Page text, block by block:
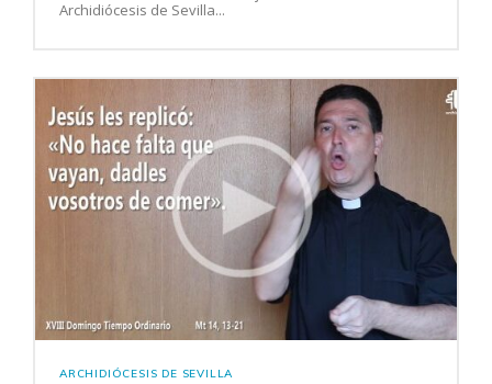
Archidiócesis de Sevilla...
ARCHIDIÓCESIS DE SEVILLA